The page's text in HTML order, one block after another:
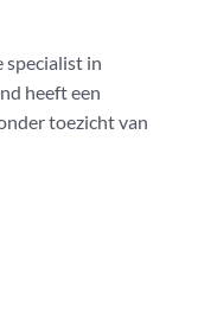
specialist in
heeft een
toezicht van